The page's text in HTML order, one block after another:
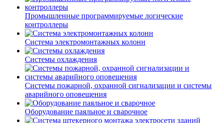
Промышленные программируемые логические
контроллеры
Система электромонтажных колонн
Системы охлаждения
Системы пожарной, охранной сигнализации и системы
аварийного оповещения
Оборудование паяльное и сварочное